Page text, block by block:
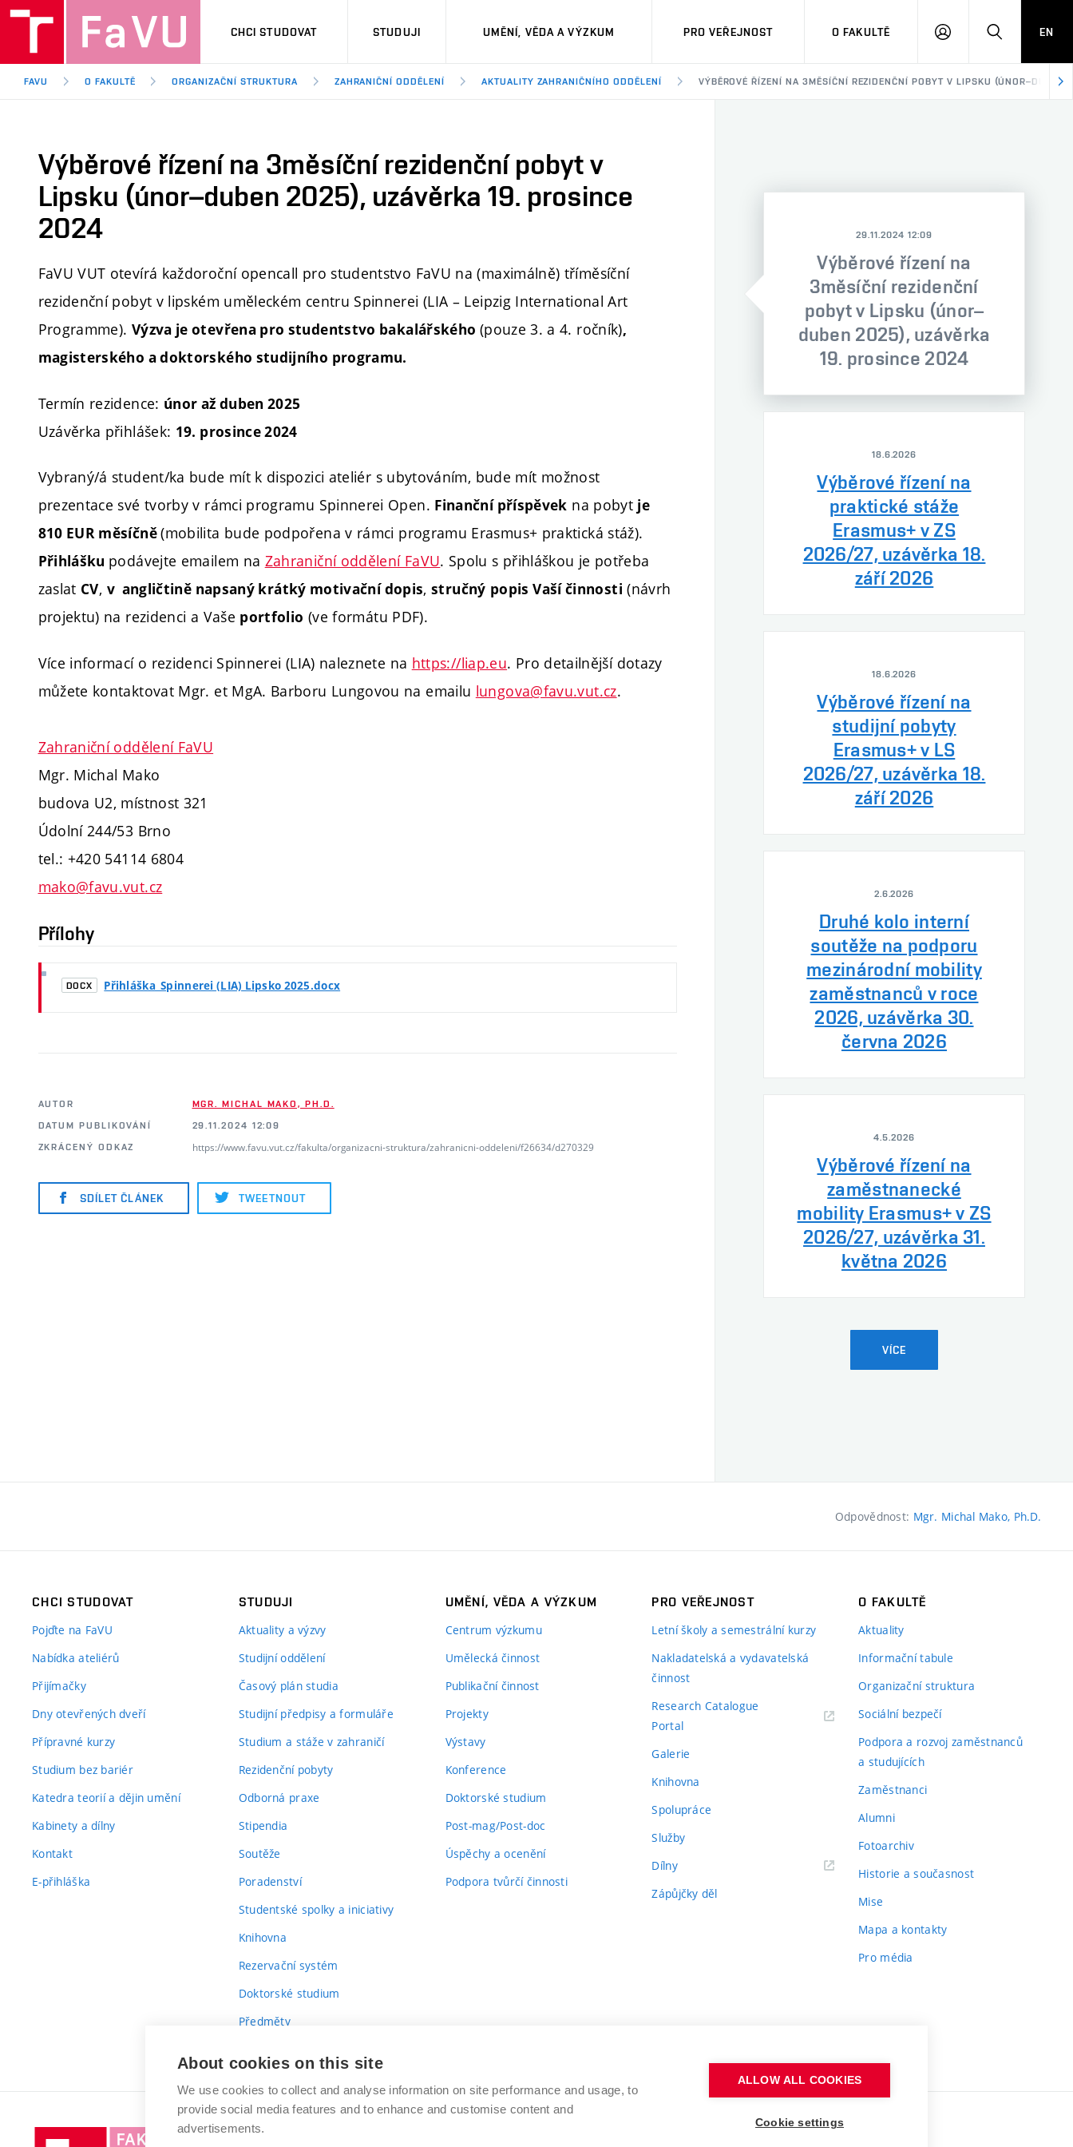
CHCI STUDOVAT STUDUJI UMĚNÍ, VĚDA A VÝZKUM PRO VEŘEJNOST O FAKULTĚ
PŘIHLÁSITHLEDAT
EN
FAVU O FAKULTĚ ORGANIZAČNÍ STRUKTURA ZAHRANIČNÍ ODDĚLENÍ AKTUALITY ZAHRANIČNÍHO ODDĚLENÍ VÝBĚROVÉ ŘÍZENÍ NA 3MĚSÍČNÍ REZIDENČNÍ POBYT V LIPSKU (ÚNOR–DUBEN
Výběrové řízení na 3měsíční rezidenční pobyt v
Lipsku (únor–duben 2025), uzávěrka 19. prosince
2024
FaVU VUT otevírá každoroční opencall pro studentstvo FaVU na (maximálně) tříměsíční
rezidenční pobyt v lipském uměleckém centru Spinnerei (LIA – Leipzig International Art
Programme). Výzva je otevřena pro studentstvo bakalářského (pouze 3. a 4. ročník),
magisterského a doktorského studijního programu.
Termín rezidence: únor až duben 2025
Uzávěrka přihlášek: 19. prosince 2024
Vybraný/á student/ka bude mít k dispozici ateliér s ubytováním, bude mít možnost
prezentace své tvorby v rámci programu Spinnerei Open. Finanční příspěvek na pobyt je
810 EUR měsíčně(mobilita bude podpořena v rámci programu Erasmus+ praktická stáž).
Přihlášku podávejte emailem na Zahraniční oddělení FaVU. Spolu s přihláškou je potřeba
zaslat CV, v angličtině napsaný krátký motivační dopis, stručný popis Vaší činnosti (návrh
projektu) na rezidenci a Vaše portfolio (ve formátu PDF).
Více informací o rezidenci Spinnerei (LIA) naleznete na https://liap.eu. Pro detailnější dotazy
můžete kontaktovat Mgr. et MgA. Barboru Lungovou na emailu lungova@favu.vut.cz.
Zahraniční oddělení FaVU
Mgr. Michal Mako
budova U2, místnost 321
Údolní 244/53 Brno
tel.: +420 54114 6804
mako@favu.vut.cz
Přílohy
DOCX Přihláška_Spinnerei (LIA) Lipsko 2025.docx
AUTOR
MGR. MICHAL MAKO, PH.D.
DATUM PUBLIKOVÁNÍ
29.11.2024 12:09
ZKRÁCENÝ ODKAZ
https://www.favu.vut.cz/fakulta/organizacni-struktura/zahranicni-oddeleni/f26634/d270329
SDÍLET ČLÁNEK TWEETNOUT
29.11.2024 12:09
Výběrové řízení na
3měsíční rezidenční
pobyt v Lipsku (únor–
duben 2025), uzávěrka
19. prosince 2024
18.6.2026
Výběrové řízení na
praktické stáže
Erasmus+ v ZS
2026/27, uzávěrka 18.
září 2026
18.6.2026
Výběrové řízení na
studijní pobyty
Erasmus+ v LS
2026/27, uzávěrka 18.
září 2026
2.6.2026
Druhé kolo interní
soutěže na podporu
mezinárodní mobility
zaměstnanců v roce
2026, uzávěrka 30.
června 2026
4.5.2026
Výběrové řízení na
zaměstnanecké
mobility Erasmus+ v ZS
2026/27, uzávěrka 31.
května 2026
VÍCE
Odpovědnost: Mgr. Michal Mako, Ph.D.
CHCI STUDOVAT
Pojďte na FaVU
Nabídka ateliérů
Přijímačky
Dny otevřených dveří
Přípravné kurzy
Studium bez bariér
Katedra teorií a dějin umění
Kabinety a dílny
Kontakt
E-přihláška
STUDUJI
Aktuality a výzvy
Studijní oddělení
Časový plán studia
Studijní předpisy a formuláře
Studium a stáže v zahraničí
Rezidenční pobyty
Odborná praxe
Stipendia
Soutěže
Poradenství
Studentské spolky a iniciativy
Knihovna
Rezervační systém
Doktorské studium
Předměty
UMĚNÍ, VĚDA A VÝZKUM
Centrum výzkumu
Umělecká činnost
Publikační činnost
Projekty
Výstavy
Konference
Doktorské studium
Post-mag/Post-doc
Úspěchy a ocenění
Podpora tvůrčí činnosti
PRO VEŘEJNOST
Letní školy a semestrální kurzy
Nakladatelská a vydavatelská
činnost
Research Catalogue
Portal
Galerie
Knihovna
Spolupráce
Služby
Dílny
Zápůjčky děl
O FAKULTĚ
Aktuality
Informační tabule
Organizační struktura
Sociální bezpečí
Podpora a rozvoj zaměstnanců
a studujících
Zaměstnanci
Alumni
Fotoarchiv
Historie a současnost
Mise
Mapa a kontakty
Pro média
Vysoké
About cookies on this site
We use cookies to collect and analyse information on site performance and usage, to
provide social media features and to enhance and customise content and
advertisements.
ALLOW ALL COOKIES
Cookie settings